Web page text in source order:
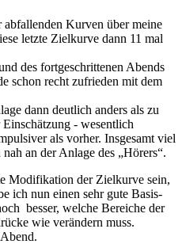
Kurven über meine
letzte Zielkurve dann 11 mal
des fortgeschrittenen Abends
schon recht zufrieden mit dem
dann deutlich anders als zu
- wesentlich
als vorher. Insgesamt viel
an der Anlage des „Hörers“.
Modifikation der Zielkurve sein,
ich nun einen sehr gute Basis-
besser, welche Bereiche der
wie verändern muss.